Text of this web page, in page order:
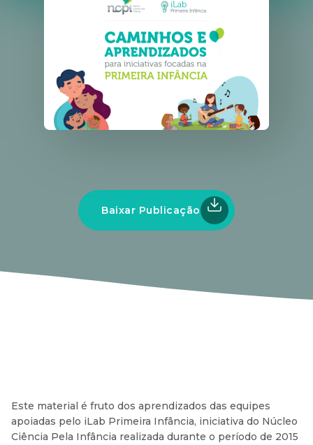
Baixar Publicação
Este material é fruto dos aprendizados das equipes
apoiadas pelo iLab Primeira Infância, iniciativa do Núcleo
Ciência Pela Infância realizada durante o período de 2015